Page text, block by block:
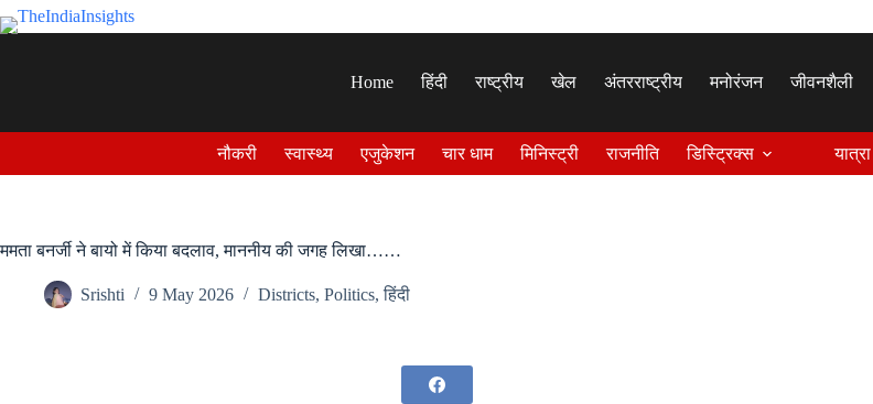
Skip
to
Home
हिंदी राष्ट्रीय खेल अंतरराष्ट्रीय मनोरंजन जीवनशैली
नौकरी स्वास्थ्य एजुकेशन चार धाम मिनिस्ट्री राजनीति डिस्ट्रिक्स यात्रा
ममता बनर्जी ने बायो में किया बदलाव, माननीय की जगह लिखा……
Srishti 9 May 2026 Districts, Politics,हिंदी